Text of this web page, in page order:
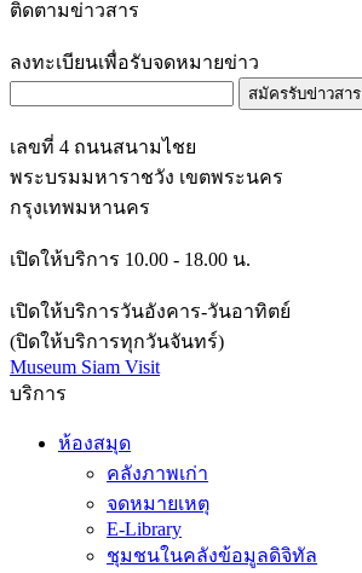
ติดตามข่าวสาร
ลงทะเบียนเพื่อรับจดหมายข่าว
สมัครรับข่าวสาร
เลขที่ 4 ถนนสนามไชย
พระบรมมหาราชวัง เขตพระนคร
กรุงเทพมหานคร
เปิดให้บริการ 10.00 - 18.00 น.
เปิดให้บริการวันอังคาร-วันอาทิตย์
(ปิดให้บริการทุกวันจันทร์)
Museum Siam Visit
บริการ
ห้องสมุด
คลังภาพเก่า
จดหมายเหตุ
E-Library
ชุมชนในคลังข้อมูลดิจิทัล